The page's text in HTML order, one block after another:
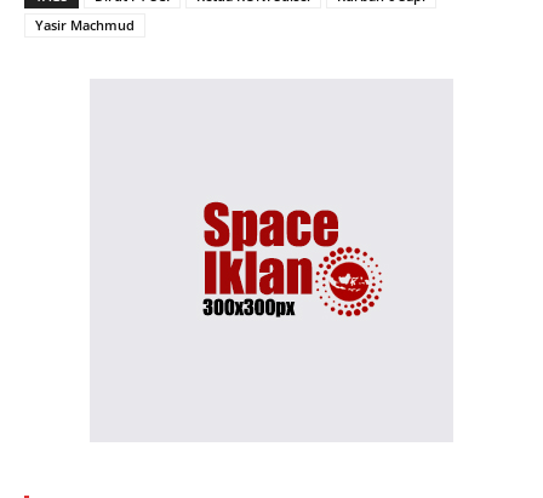
Yasir Machmud